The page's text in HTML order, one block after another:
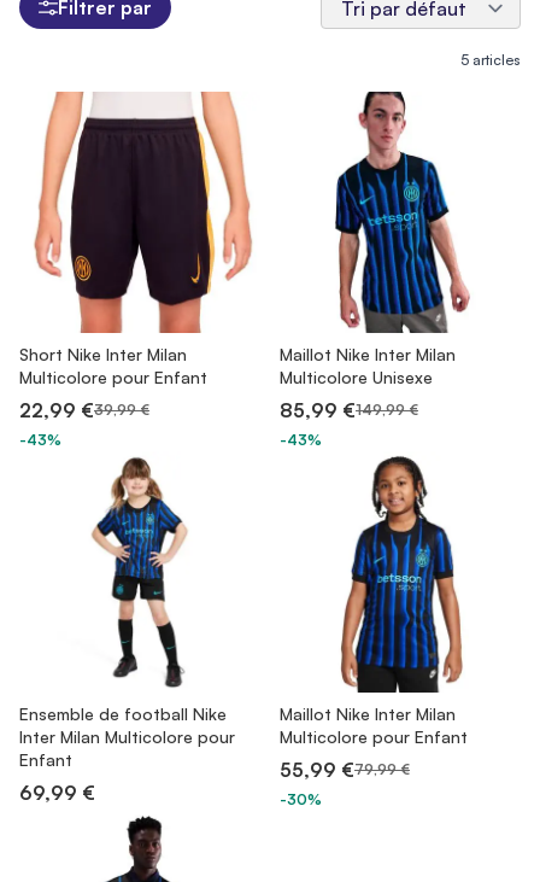
5 articles
Short Nike Inter Milan
Multicolore pour Enfant
22,99 €39,99 €
-43%
Maillot Nike Inter Milan
Multicolore Unisexe
85,99 €149,99 €
-43%
Ensemble de football Nike
Inter Milan Multicolore pour
Enfant
69,99 €
Maillot Nike Inter Milan
Multicolore pour Enfant
55,99 €79,99 €
-30%
Filtrer par